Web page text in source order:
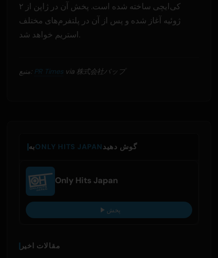
کی‌ایچی ساخته شده است. پخش آن در ژاپن از ۲
ژوئیه آغاز شده و پس از آن در پلتفرم‌های مختلف
استریم خواهد شد.
منبع: PR Timesvia 株式会社バップ
بهONLY HITS JAPANگوش دهید
Only Hits Japan
پخش
مقالات اخیر